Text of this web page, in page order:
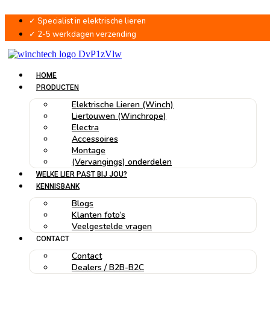
naar
inhoud
✓ Specialist in elektrische lieren
✓ 2-5 werkdagen verzending
HOME
PRODUCTEN
Elektrische Lieren (Winch)
Liertouwen (Winchrope)
Electra
Accessoires
Montage
(Vervangings) onderdelen
WELKE LIER PAST BIJ JOU?
KENNISBANK
Blogs
Klanten foto’s
Veelgestelde vragen
CONTACT
Contact
Dealers / B2B-B2C